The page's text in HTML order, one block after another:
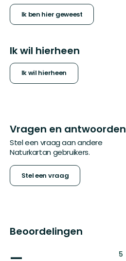
Ik ben hier geweest
Ik wil hierheen
Ik wil hierheen
Vragen en antwoorden
Stel een vraag aan andere
Naturkartan gebruikers.
Stel een vraag
Beoordelingen
5: